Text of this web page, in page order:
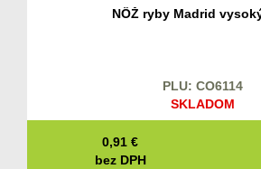
NÔŽ ryby Madrid
PLU: CO6114
SKLADOM
0,91 €
bez DPH